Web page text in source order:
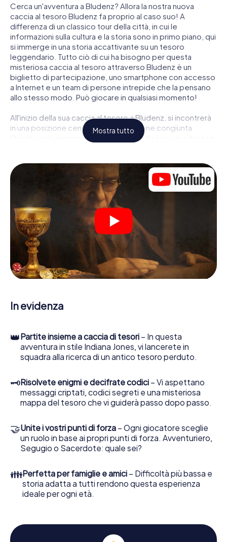
Cerca un'avventura a Bludenz? Allora la nostra nuova
caccia al tesoro Bludenz fa proprio al caso suo! A
differenza di un classico tour della città, in cui le
informazioni sulla cultura e la storia sono in primo piano, qui
si immerge in una storia accattivante su un tesoro
leggendario. Tutto ciò di cui ha bisogno per questa
misteriosa caccia al tesoro attraverso Bludenz è un
biglietto di partecipazione, uno smartphone con accesso
a Internet e un team di persone intrepide che la pensano
allo stesso modo. Può giocare in qualsiasi momento!
All'inizio della sua caccia al tesoro a Bludenz, si incontrerà
in una posizione centrale per una riunione congiunta.
Quindi i ruoli vengono distribuiti. Chi della sua squadra è un
caccia al tesoro a Bludenz c'è un ruolo adatto per ogni
giocatore.
Una volta assegnati i ruoli, può iniziare la caccia al tesoro
del thriller poliziesco a Bludenz: puoi decifrare codici
crittografati, risolvere complicati compiti logici e cercare
indizi, indizi in vari luoghi della città. Il suo smartphone è il
suo strumento di indagine più importante: la nostra app
web sviluppata appositamente le consente di interrogare
le persone di contatto ed esaminare stringhe
enigmatiche, la aiuta a raccogliere oggetti e la guida in
sicurezza per Bludenz.
Nel corso della caccia al tesoro a Bludenz, lei e il suo team
vi immergerete sempre più in profondità
Mostra tutto
In evidenza
👑Partite insieme a caccia di tesori – In questa
avventura in stile Indiana Jones, vi lancerete in
squadra alla ricerca di un antico tesoro perduto.
🗝Risolvete enigmi e decifrate codici – Vi aspettano
messaggi criptati, codici segreti e una misteriosa
mappa del tesoro che vi guiderà passo dopo passo.
🤝Unite i vostri punti di forza – Ogni giocatore sceglie
un ruolo in base ai propri punti di forza. Avventuriero,
Segugio o Sacerdote: quale sei?
👪Perfetta per famiglie e amici – Difficoltà più bassa e
storia adatta a tutti rendono questa esperienza
ideale per ogni età.